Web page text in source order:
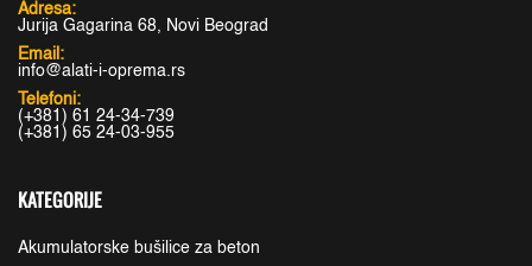
Adresa:
Jurija Gagarina 68, Novi Beograd
Email:
info@alati-i-oprema.rs
Telefoni:
(+381) 61 24-34-739
(+381) 65 24-03-955
KATEGORIJE
Akumulatorske bušilice za beton